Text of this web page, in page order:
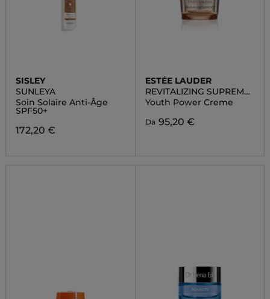
SISLEY
SUNLEYA
Soin Solaire Anti-Âge
SPF50+
172,20 €
ESTÉE LAUDER
REVITALIZING SUPREME
+
Youth Power Creme
Da 95,20 €